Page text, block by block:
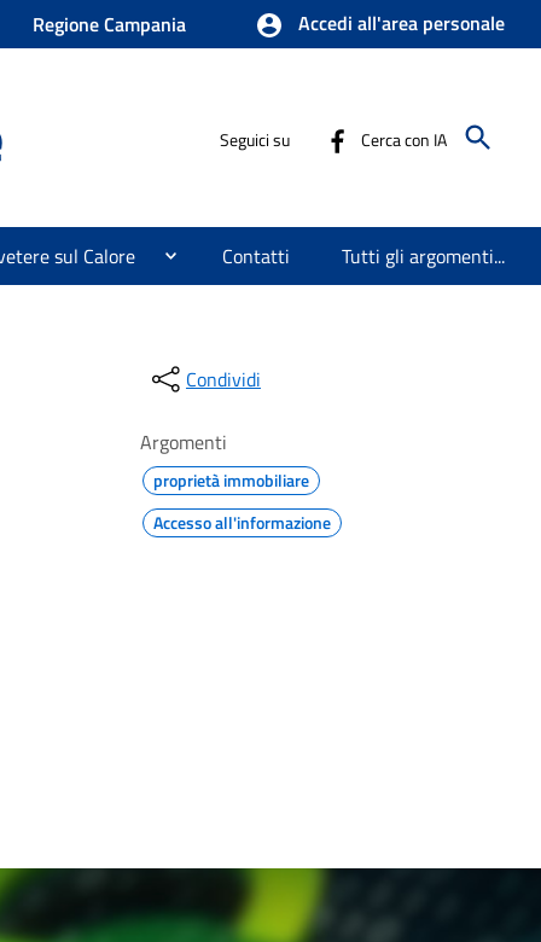
Regione Campania Accedi all'area personale
Seguici su Cerca con IA
sul Calore Contatti Tutti gli argomenti...
Condividi
Argomenti
proprietà immobiliare
Accesso all'informazione